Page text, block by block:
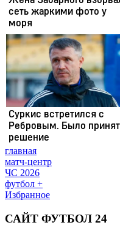
главная
матч-центр
ЧС 2026
футбол +
Избранное
САЙТ ФУТБОЛ 24